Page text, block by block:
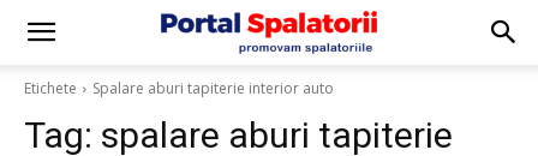
Etichete Spalare aburi tapiterie interior auto
Tag: spalare aburi tapiterie